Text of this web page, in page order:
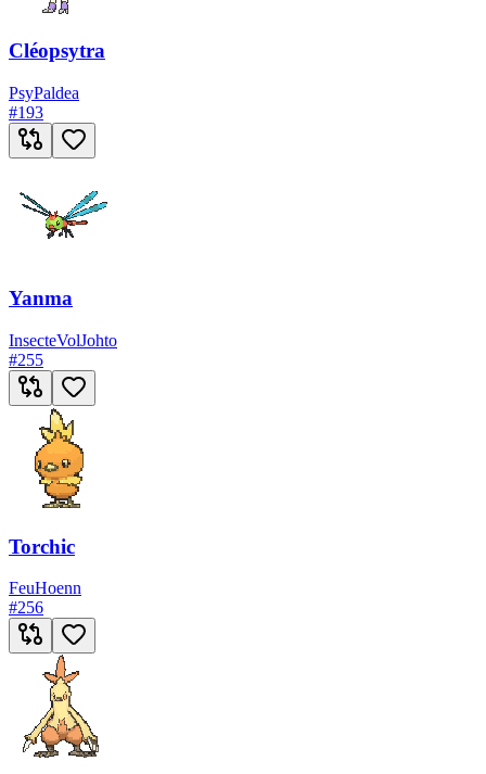
Cléopsytra
PsyPaldea
#193
Yanma
InsecteVolJohto
#255
Torchic
FeuHoenn
#256